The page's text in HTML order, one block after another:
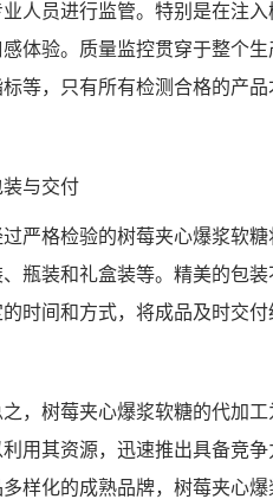
业人员进行监管。特别是在注
感体验。质量监控贯穿于整个
等，只有所有检测合格的产品
装与交付
过严格检验的树莓夹心爆浆软
、瓶装和礼盒装等。精美的包
的时间和方式，将成品及时交
之，树莓夹心爆浆软糖的代加
利用其资源，迅速推出具备竞
多样化的成熟品牌，树莓夹心